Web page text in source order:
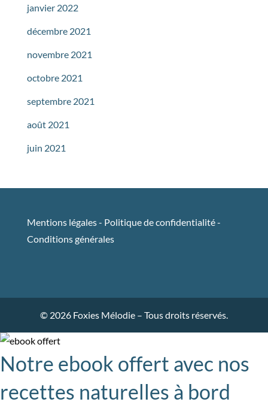
janvier 2022
décembre 2021
novembre 2021
octobre 2021
septembre 2021
août 2021
juin 2021
Mentions légales- Politique de confidentialité-
Conditions générales
© 2026 Foxies Mélodie – Tous droits réservés.
Notre ebook offert avec nos
recettes naturelles à bord